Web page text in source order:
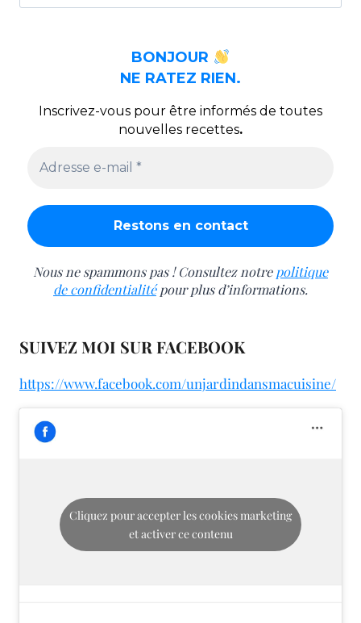
BONJOUR
NE RATEZ RIEN.
Inscrivez-vous pour être informés de toutes
nouvelles recettes.
Nous ne spammons pas ! Consultez notre politique
de confidentialitépour plus d’informations.
SUIVEZ MOI SUR FACEBOOK
https://www.facebook.com/unjardindansmacuisine/
Cliquez pour accepter les cookies marketing
et activer ce contenu